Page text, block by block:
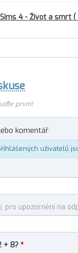
4 - Život a smrt (
první!
komentář
uživatelů
pro upozornění na
+ 8? *